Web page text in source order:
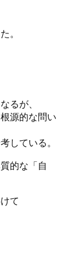
。
るが、
源的な問い
している。
的な「自
て